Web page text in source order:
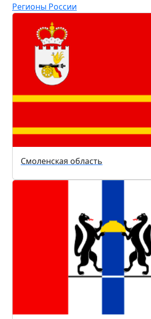
Регионы России
Смоленская область